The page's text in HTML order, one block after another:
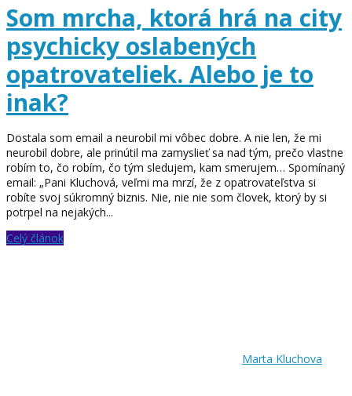
Som mrcha, ktorá hrá na city
psychicky oslabených
opatrovateliek. Alebo je to
inak?
Dostala som email a neurobil mi vôbec dobre. A nie len, že mi
neurobil dobre, ale prinútil ma zamyslieť sa nad tým, prečo vlastne
robím to, čo robím, čo tým sledujem, kam smerujem… Spomínaný
email: „Pani Kluchová, veľmi ma mrzí, že z opatrovateľstva si
robíte svoj súkromný biznis. Nie, nie nie som človek, ktorý by si
potrpel na nejakých...
Celý článok
Marta Kluchova